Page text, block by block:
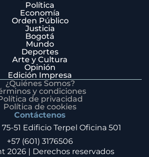
Política
Economía
Orden Público
Justicia
Bogotá
Mundo
Deportes
Arte y Cultura
Opinión
Edición Impresa
¿Quiénes Somos?
y condiciones
de privacidad
Política de cookies
Contáctenos
51 Edificio Terpel Oficina 501
+57 (601) 3176506
2026 | Derechos reservados